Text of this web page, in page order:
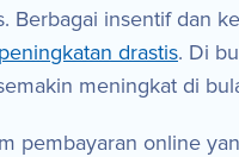
Berbagai insentif dan
peningkatan drastis. Di
meningkat di
pembayaran online